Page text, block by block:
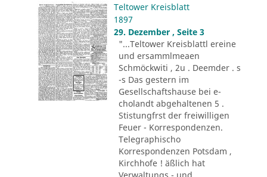
Teltower Kreisblatt
1897
29. Dezember , Seite 3
"...Teltower Kreisblattl ereine
und ersammlmeaen
Schmöckwiti , 2u . Deemder . s
-s Das gestern im
Gesellschaftshause bei e-
cholandt abgehaltenen 5 .
Stistungfrst der freiwilligen
Feuer - Korrespondenzen.
Telegraphischo
Korrespondenzen Potsdam ,
Kirchhofe ! äßlich hat
Verwaltungs - und